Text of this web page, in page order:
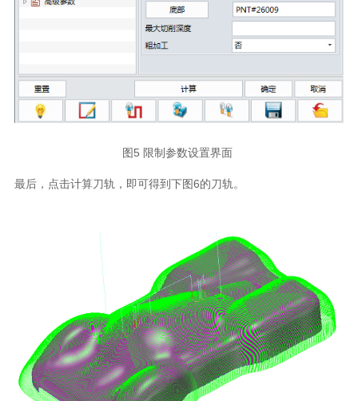
图5 限制参数设置界面
最后，点击计算刀轨，即可得到下图6的刀轨。